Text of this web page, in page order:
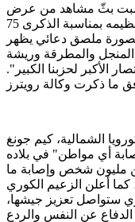
بثّ مشاهد من عرض
عسكري ضخم، بعد بضع ساعات من تنظيمه بمناسبة الذكرى 75
ملصق دعائي يظهر
والمطرقة وريشة
الأكبر لحزبنا الكبير".
الشمالية، كيم جونغ
أي مواطن" في بلاده
مليون شخص وإصابة ما
كما أعلن الزعيم الكوري
ستواصل تعزيز جيشها،